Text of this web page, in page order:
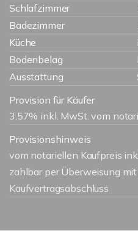
Schlafzimmer
Badezimmer
Küche
Bodenbelag
Ausstattung
Provision für Käufer
3,57% inkl. MwSt. vom
Provisionshinweis
vom notariellen Kaufpreis
zahlbar per Überweisung
Kaufvertragsabschluss